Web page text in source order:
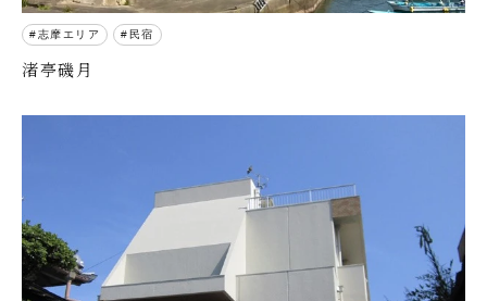
志摩エリア 民宿
渚亭磯月